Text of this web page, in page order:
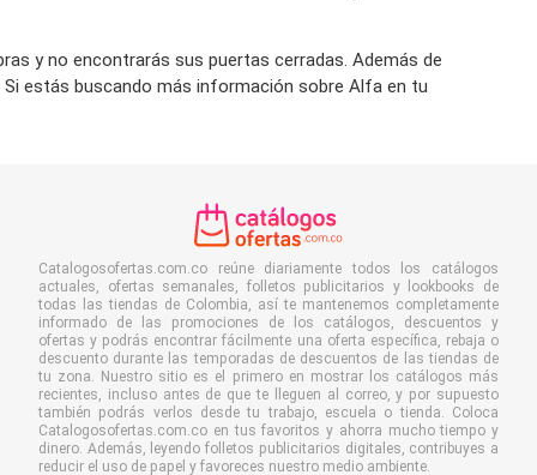
y no encontrarás sus puertas cerradas. Además de
estás buscando más información sobre Alfa en tu
Catalogosofertas.com.co reúne diariamente todos los catálogos
actuales, ofertas semanales, folletos publicitarios y lookbooks de
todas las tiendas de Colombia, así te mantenemos completamente
informado de las promociones de los catálogos, descuentos y
ofertas y podrás encontrar fácilmente una oferta específica, rebaja o
descuento durante las temporadas de descuentos de las tiendas de
tu zona. Nuestro sitio es el primero en mostrar los catálogos más
recientes, incluso antes de que te lleguen al correo, y por supuesto
también podrás verlos desde tu trabajo, escuela o tienda. Coloca
Catalogosofertas.com.co en tus favoritos y ahorra mucho tiempo y
dinero. Además, leyendo folletos publicitarios digitales, contribuyes a
reducir el uso de papel y favoreces nuestro medio ambiente.